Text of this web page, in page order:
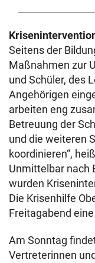
Seitens der
Maßnahmen zur
und Schüler, des
Angehörigen
arbeiten eng
Betreuung der
und die weiteren
koordinieren“,
Unmittelbar nach
wurden
Die Krisenhilfe
Freitagabend
Am Sonntag
Vertreterinnen